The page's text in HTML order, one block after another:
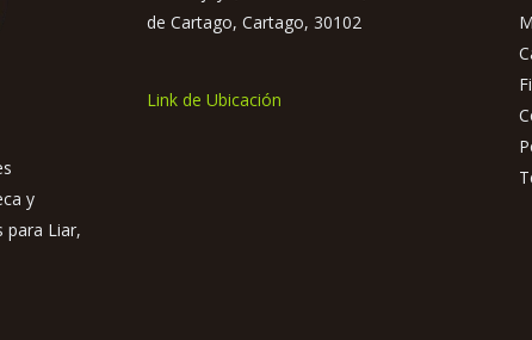
producto
y
para Liar,
de Cartago, Cartago, 30102
Link de Ubicación